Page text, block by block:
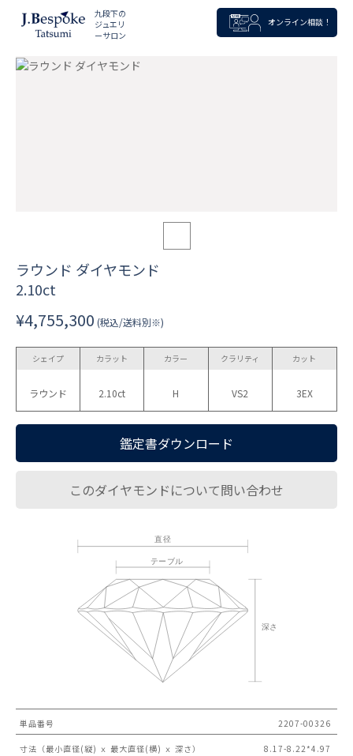
九段下の
ジュエリ
ーサロン
オンライン相談！
ラウンド ダイヤモンド
2.10ct
¥4,755,300 (税込/送料別※)
シェイプ
ラウンド
カラット
2.10ct
カラー
H
クラリティ
VS2
カット
3EX
鑑定書ダウンロード
このダイヤモンドについて問い合わせ
単品番号 2207-00326
寸法（最小直径(縦) ｘ 最大直径(横) ｘ 深さ） 8.17-8.22*4.97